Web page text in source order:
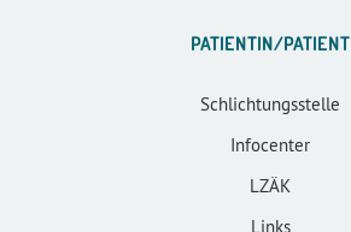
PATIENTIN/PATIENT
Schlichtungsstelle
Infocenter
LZÄK
Links